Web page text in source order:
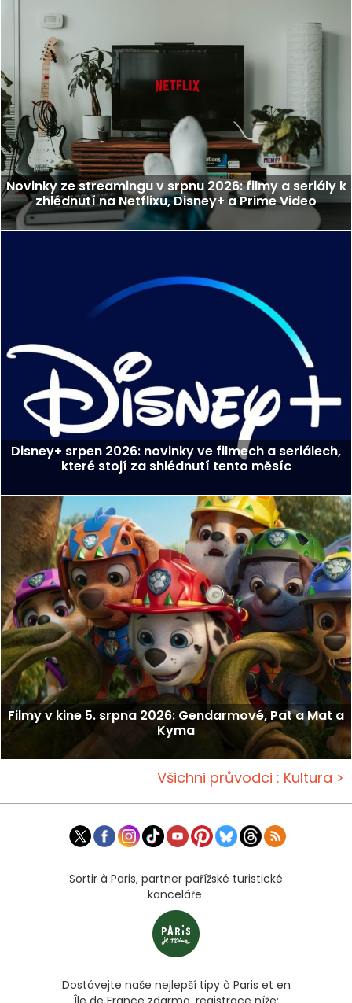
Novinky ze streamingu v srpnu 2026: filmy a seriály k
zhlédnutí na Netflixu, Disney+ a Prime Video
Disney+ srpen 2026: novinky ve filmech a seriálech,
které stojí za shlédnutí tento měsíc
Filmy v kine 5. srpna 2026: Gendarmové, Pat a Mat a
Kyma
Všichni průvodci : Kultura >
Sortir à Paris, partner pařížské turistické
kanceláře:
Dostávejte naše nejlepší tipy à Paris et en